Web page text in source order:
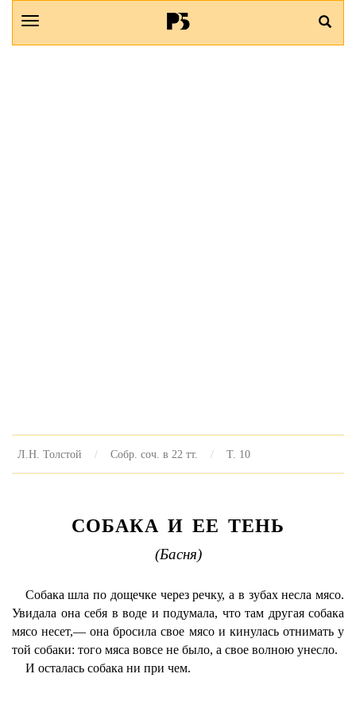
Л.Н. Толстой Собр. соч. в 22 тт. Т. 10
СОБАКА И ЕЕ ТЕНЬ
(Басня)
Собака шла по дощечке через речку, а в зубах несла мясо.
Увидала она себя в воде и подумала, что там другая собака
мясо несет,— она бросила свое мясо и кинулась отнимать у
той собаки: того мяса вовсе не было, а свое волною унесло.
И осталась собака ни при чем.